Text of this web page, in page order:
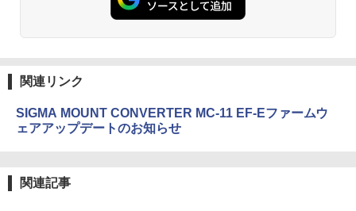
関連リンク
SIGMA MOUNT CONVERTER MC-11 EF-Eファームウ
ェアアップデートのお知らせ
関連記事